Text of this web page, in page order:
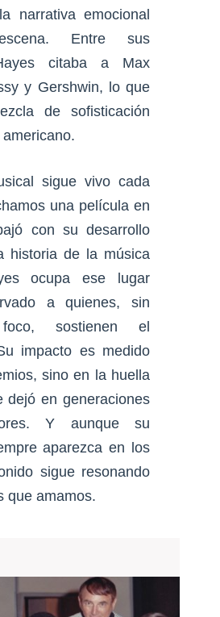
narrativa emocional
Entre sus
citaba a Max
y Gershwin, lo que
de sofisticación
sigue vivo cada
una película en
con su desarrollo
historia de la música
ocupa ese lugar
a quienes, sin
sostienen el
impacto es medido
sino en la huella
dejó en generaciones
Y aunque su
aparezca en los
sigue resonando
que amamos.